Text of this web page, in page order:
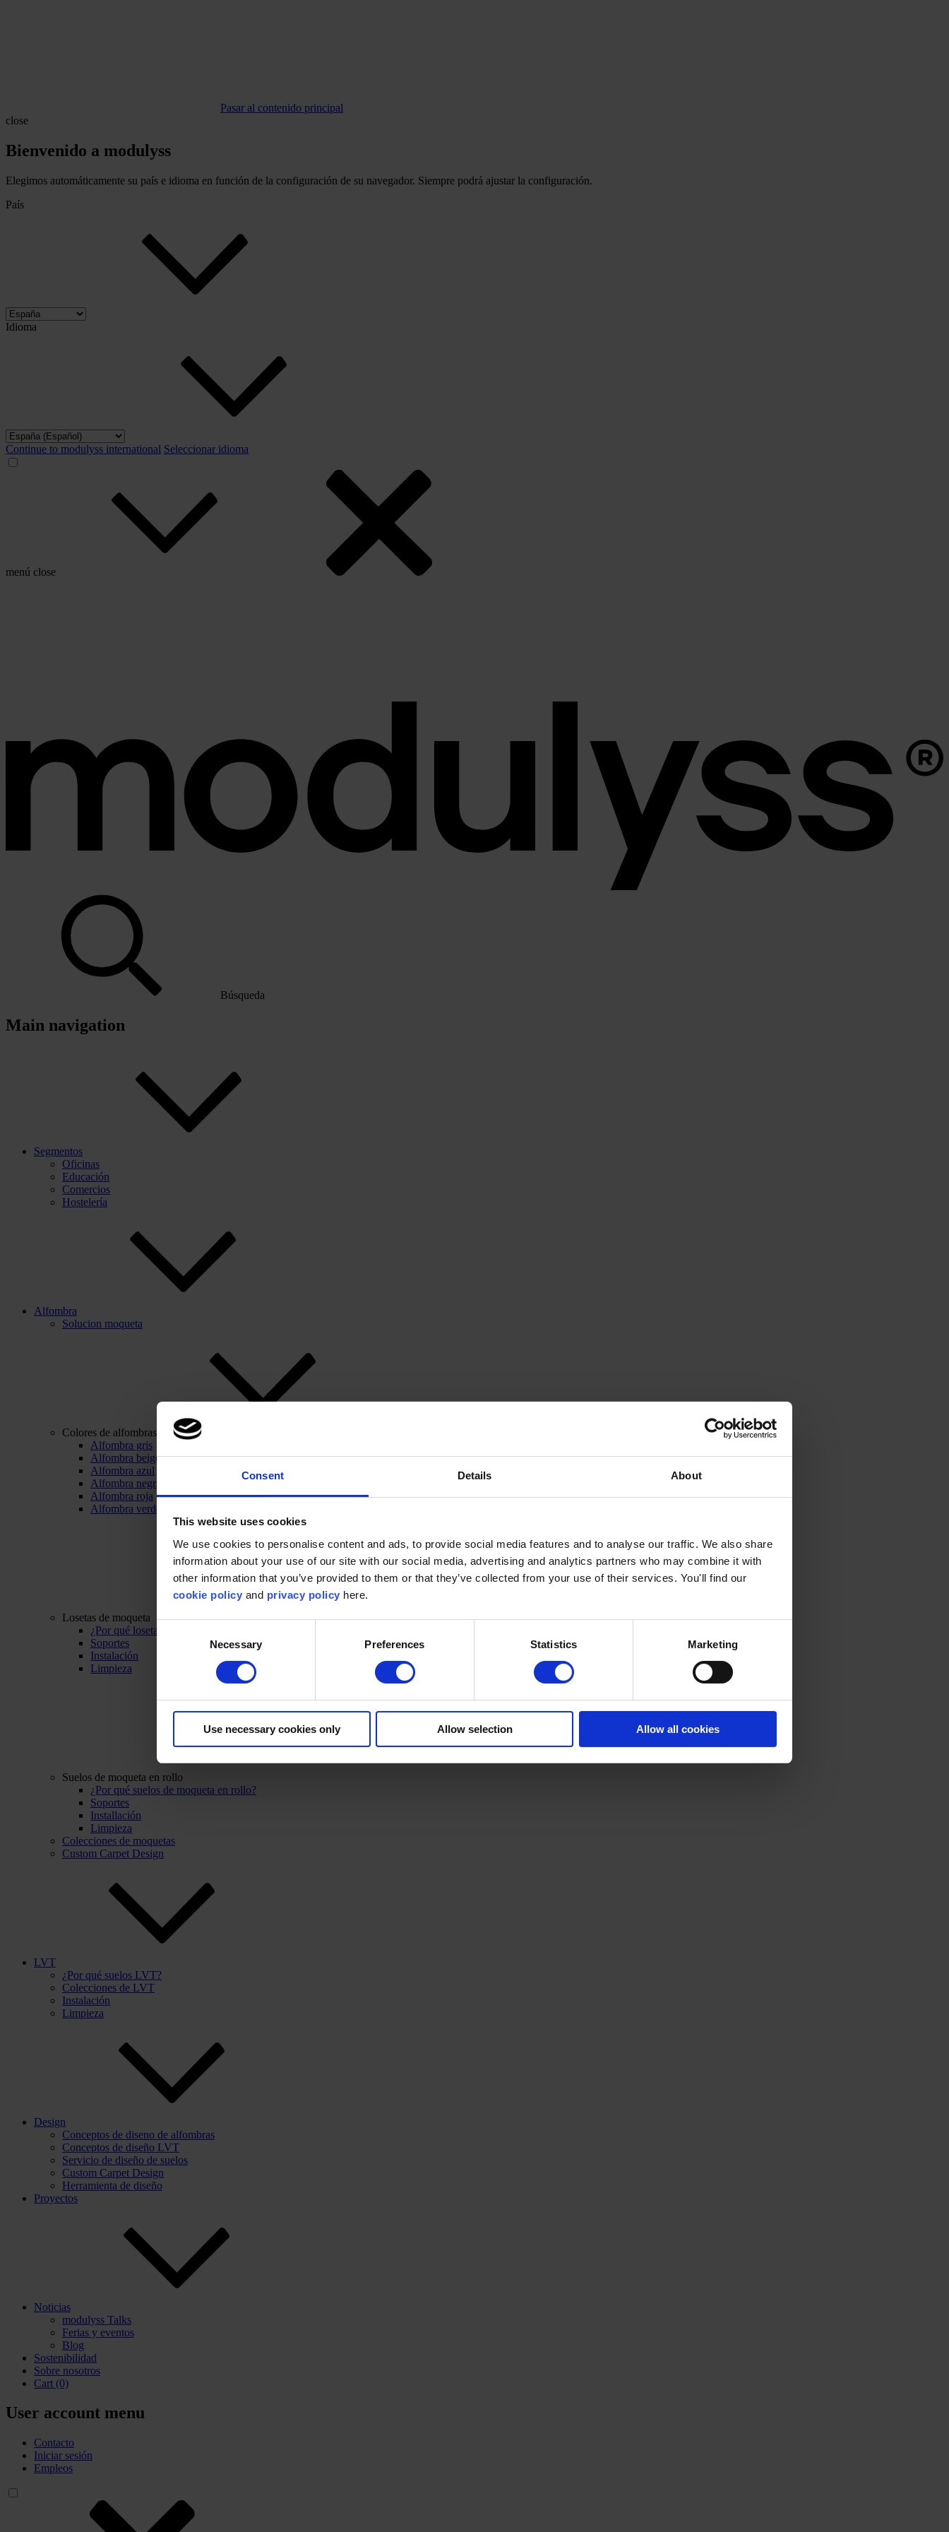
Consent Details About
This website uses cookies
We use cookies to personalise content and ads, to provide social media features and to analyse our traffic. We also share
information about your use of our site with our social media, advertising and analytics partners who may combine it with
other information that you’ve provided to them or that they’ve collected from your use of their services. You'll find our
cookie policy and privacy policy here.
Consent
Necessary Preferences Statistics Marketing
Use necessary cookies only Allow selection Allow all cookies
Pasar al contenido principal
close
Bienvenido a modulyss
Elegimos automáticamente su país e idioma en función de la configuración de su navegador. Siempre podrá ajustar la configuración.
País
Idioma
Continue to modulyss international Seleccionar idioma
menú close
Búsqueda
Main navigation
Segmentos
Oficinas
Educación
Comercios
Hostelería
Alfombra
Solucion moqueta
Colores de alfombras
Alfombra gris
Alfombra beige
Alfombra azul
Alfombra negra
Alfombra roja
Alfombra verde
Losetas de moqueta
¿Por qué losetas de moqueta?
Soportes
Instalación
Limpieza
Suelos de moqueta en rollo
¿Por qué suelos de moqueta en rollo?
Soportes
Installación
Limpieza
Colecciones de moquetas
Custom Carpet Design
LVT
¿Por qué suelos LVT?
Colecciones de LVT
Instalación
Limpieza
Design
Conceptos de diseno de alfombras
Conceptos de diseño LVT
Servicio de diseño de suelos
Custom Carpet Design
Herramienta de diseño
Proyectos
Noticias
modulyss Talks
Ferias y eventos
Blog
Sostenibilidad
Sobre nosotros
Cart (0)
User account menu
Contacto
Iniciar sesión
Empleos